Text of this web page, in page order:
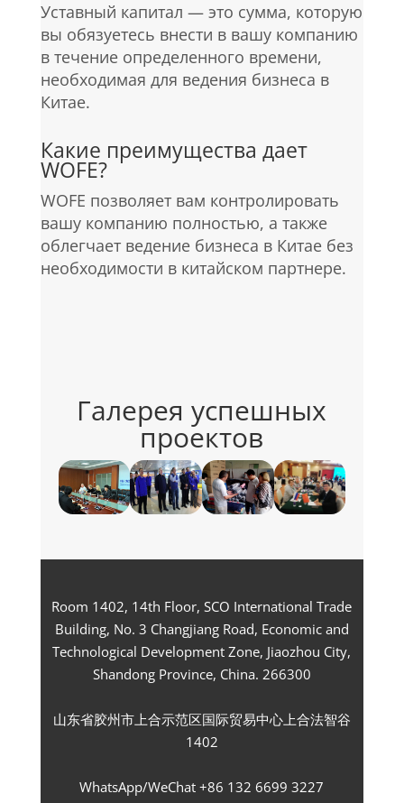
Уставный капитал — это сумма, которую
вы обязуетесь внести в вашу компанию
в течение определенного времени,
необходимая для ведения бизнеса в
Китае.
Какие преимущества дает
WOFE?
WOFE позволяет вам контролировать
вашу компанию полностью, а также
облегчает ведение бизнеса в Китае без
необходимости в китайском партнере.
Галерея успешных
проектов
Room 1402, 14th Floor, SCO International Trade
Building, No. 3 Changjiang Road, Economic and
Technological Development Zone, Jiaozhou City,
Shandong Province, China. 266300
山东省胶州市上合示范区国际贸易中心上合法智谷
1402
WhatsApp/WeChat +86 132 6699 3227